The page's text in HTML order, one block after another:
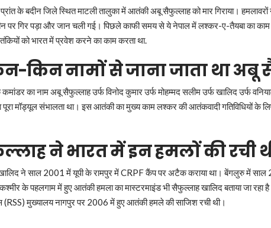
के बदीन जिले स्थित माटली तालुका में आतंकी अबू सैफुल्लाह को मार गिराया।
पर गिर पड़ा और जान चली गई। पिछले काफी समय से ये नेपाल में लश्कर-ए-तैयबा का
को भारत में प्रवेश करने का काम करता था.
किन नामों से जाना जाता था अबू
का नाम अबू सैफुल्लाह उर्फ विनोद कुमार उर्फ मोहम्मद सलीम उर्फ खालिद उर्फ
मॉड्यूल संभालता था। इस आतंकी का मुख्य काम लश्कर की आतंकवादी गतिविधियों के
नेभारत में इन हमलों की रची
ने साल 2001 में यूपी के रामपुर में CRPF कैंप पर अटैक कराया था। बेंगलुरु में साल
के पहलगाम में हुए आतंकी हमला का मास्टरमाइंड भी सैफुल्लाह खालिद बताया जा
मुख्यालय नागपुर पर 2006 में हुए आतंकी हमले की साजिश रची थी।